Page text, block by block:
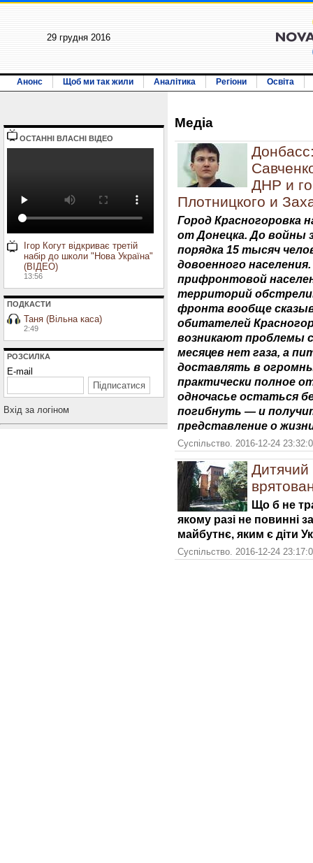
29 грудня 2016
Анонс Щоб ми так жили Аналітика Регіони Освіта
ОСТАННI ВЛАСНI ВIДЕО
Ігор Когут відкриває третій
набір до школи "Нова Україна"
(ВІДЕО)
13:56
ПОДКАСТИ
Таня (Вільна каса)
2:49
РОЗСИЛКА
E-mail
Вхiд за логiном
Медiа
ДНР и
Плотницкого и
Город Красногоровка
от Донецка. До войны
порядка 15 тысяч
довоенного
прифронтовой
территорий
фронта вообще
обитателей
возникают проблемы
месяцев нет газа, а
доставлять в
практически полное
одночасье остаться
погибнуть — и
представление о
Суспільство. 2016-12-24
Дитячий
Що б не
якому разі не повинні
майбутнє, яким є діти
Суспільство. 2016-12-24